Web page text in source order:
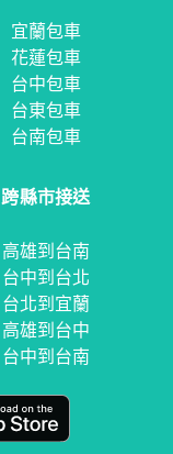
宜蘭包車
花蓮包車
台中包車
台東包車
台南包車
跨縣市接送
高雄到台南
台中到台北
台北到宜蘭
高雄到台中
台中到台南